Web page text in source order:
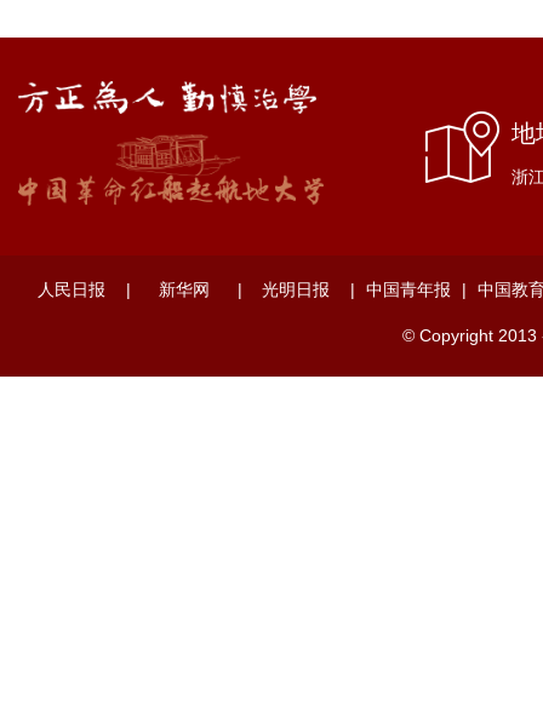
地
浙
人民日报 | 新华网 | 光明日报 | 中国青年报 | 中国教
© Copyright 2013